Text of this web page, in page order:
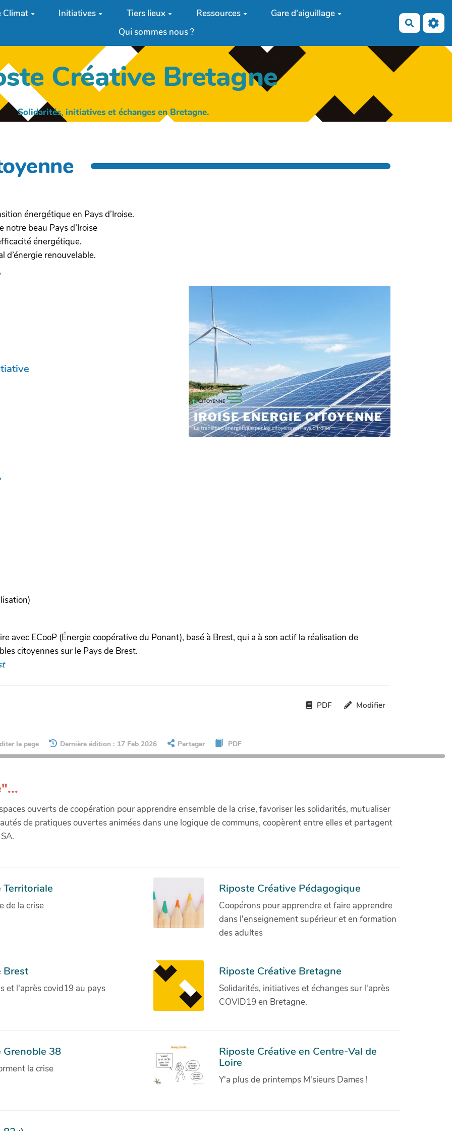
Climat Initiatives Tiers lieux Ressources
Gare d'aiguillage
Qui sommes nous ?
Créative Bretagne
Solidarités, initiatives et échanges en Bretagne.
énergétique en Pays d’Iroise.
notre beau Pays d’Iroise
énergétique.
d’énergie renouvelable.
avec ECooP (Énergie coopérative du Ponant), basé à Brest, qui a à son actif la réalisation de
citoyennes sur le Pays de Brest.
PDF Modifier
la page Dernière édition : 17 Feb 2026 Partager PDF